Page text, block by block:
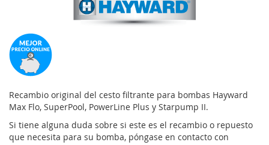
Recambio original del cesto filtrante para bombas Hayward
Max Flo, SuperPool, PowerLine Plus y Starpump II.
Si tiene alguna duda sobre si este es el recambio o repuesto
que necesita para su bomba, póngase en contacto con